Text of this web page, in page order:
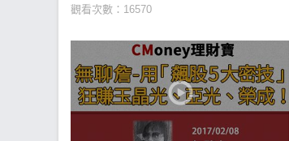
觀看次數：16570